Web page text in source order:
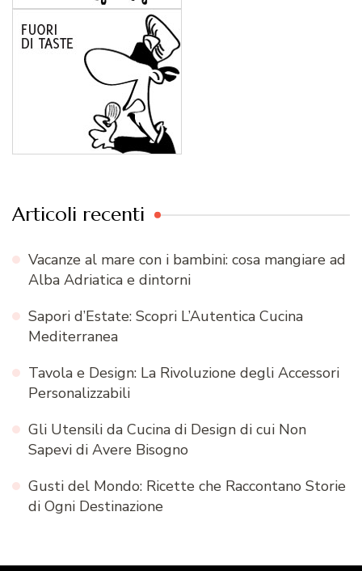
Articoli recenti
Vacanze al mare con i bambini: cosa mangiare ad
Alba Adriatica e dintorni
Sapori d’Estate: Scopri L’Autentica Cucina
Mediterranea
Tavola e Design: La Rivoluzione degli Accessori
Personalizzabili
Gli Utensili da Cucina di Design di cui Non
Sapevi di Avere Bisogno
Gusti del Mondo: Ricette che Raccontano Storie
di Ogni Destinazione